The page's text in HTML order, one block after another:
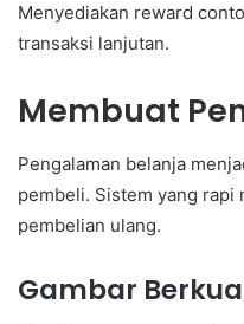
Menyediakan reward
transaksi lanjutan.
Membuat
Pengalaman belanja
pembeli. Sistem yang rapi
pembelian ulang.
Gambar